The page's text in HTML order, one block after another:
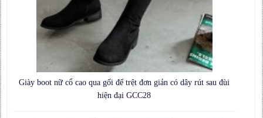
Giày boot nữ cổ cao qua gối đế trệt đơn giản có dây rút sau đùi
hiện đại GCC28